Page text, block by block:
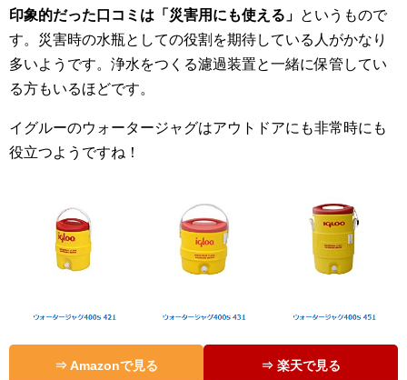
印象的だった口コミは「災害用にも使える」 というもので
す。災害時の水瓶としての役割を期待している人がかなり
多いようです。浄水をつくる濾過装置と一緒に保管してい
る方もいるほどです。
イグルーのウォータージャグはアウトドアにも非常時にも
役立つようですね！
⇒ Amazonで見る ⇒ 楽天で見る